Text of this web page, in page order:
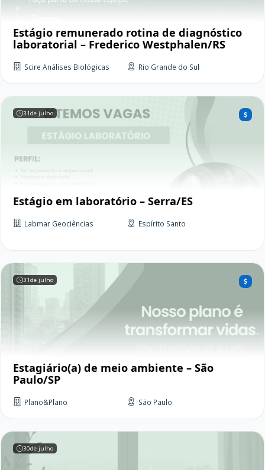
Estágio remunerado rotina de diagnóstico
laboratorial – Frederico Westphalen/RS
Scire Análises Biológicas Rio Grande do Sul
31de julho
Estágio em laboratório – Serra/ES
Labmar Geociências Espírito Santo
31de julho
Estagiário(a) de meio ambiente – São
Paulo/SP
Plano&Plano São Paulo
30de julho